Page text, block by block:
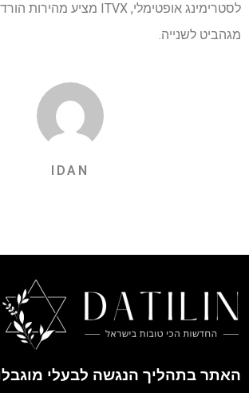
מגהביט לשנייה.
IDAN
האתר בתהליך הנגשה לבעלי